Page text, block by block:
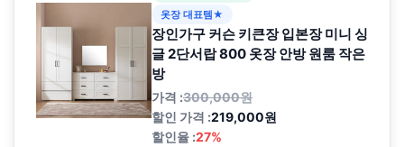
옷장 대표템★
장인가구 커슨 키큰장 입본장 미니 싱
글 2단서랍 800 옷장 안방 원룸 작은
방
가격 :300,000원
할인 가격 :219,000원
할인율 :27%